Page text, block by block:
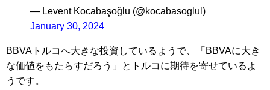
— Levent Kocabaşoğlu (@kocabasoglul)
January 30, 2024
BBVAトルコへ大きな投資しているようで、「BBVAに大き
な価値をもたらすだろう」とトルコに期待を寄せているよ
うです。